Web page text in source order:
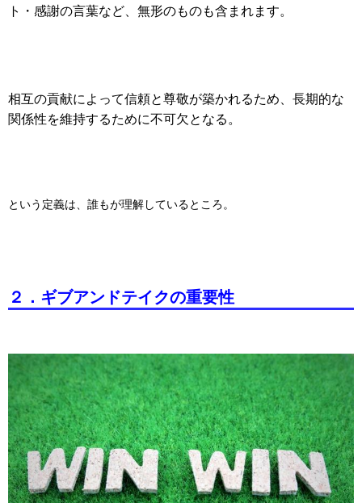
ト・感謝の言葉など、無形のものも含まれます。
相互の貢献によって信頼と尊敬が築かれるため、長期的な
関係性を維持するために不可欠となる。
という定義は、誰もが理解しているところ。
２．ギブアンドテイクの重要性